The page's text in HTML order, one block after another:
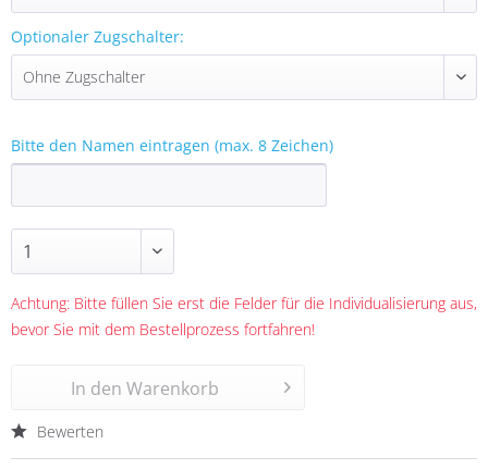
Optionaler Zugschalter:
Bitte den Namen eintragen (max. 8 Zeichen)
Achtung: Bitte füllen Sie erst die Felder für die Individualisierung aus,
bevor Sie mit dem Bestellprozess fortfahren!
In den Warenkorb
Bewerten